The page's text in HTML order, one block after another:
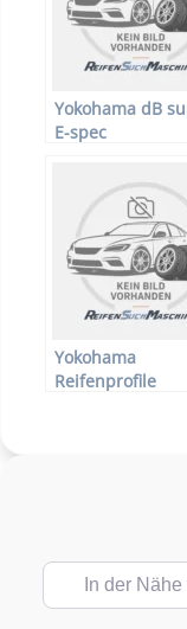
Yokohama dB
E-spec
Yokohama
Reifenprofile
In der Nähe von